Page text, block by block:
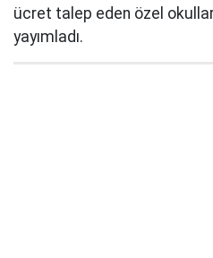
ücret talep eden özel
yayımladı.